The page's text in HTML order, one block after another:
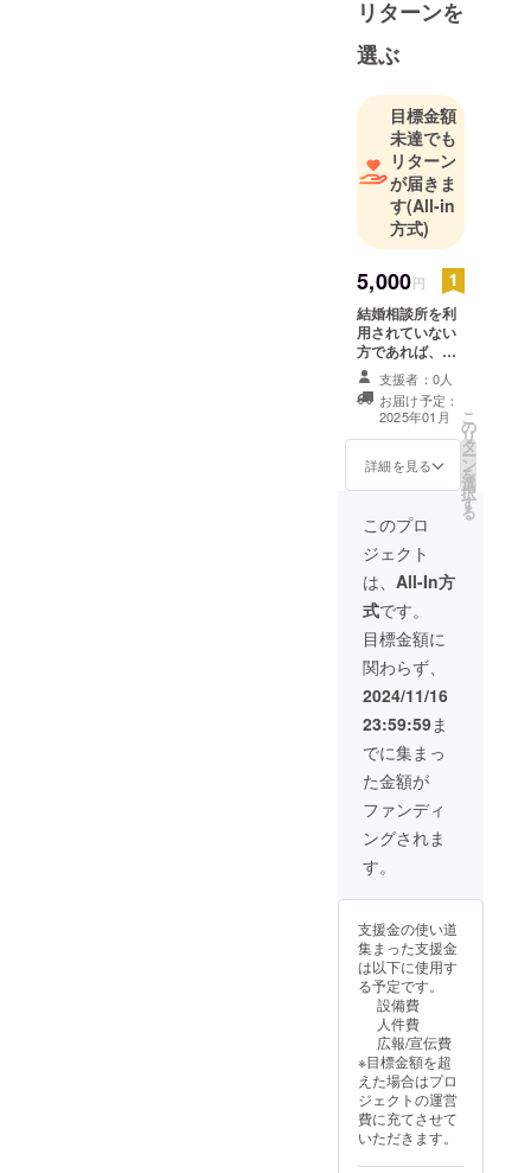
リターンを
選ぶ
目標金額
未達でも
リターン
が届きま
す(All-in
方式)
5,000円
結婚相談所を利
用されていない
方であれば、私
共の結婚相談所
にご入会して頂
き、特別なプラ
ンで提供させて
頂きます。ま
た、今回頂いた
し2ヶ月間の間、
ご利用して頂け
ます。(有効期限
2025年3月末ま
で)
支援者：0人
お届け予定：
2025年01月
詳細を見る
こ
の
リ
タ
ー
ン
を
選
択
す
る
このプロ
ジェクト
は、 All-In方
式です。
目標金額に
関わらず、
2024/11/16
23:59:59ま
でに集まっ
た金額が
ファンディ
ングされま
す。
支援金の使い道
集まった支援金
は以下に使用す
る予定です。
設備費
人件費
広報/宣伝費
※目標金額を超
えた場合はプロ
ジェクトの運営
費に充てさせて
いただきます。